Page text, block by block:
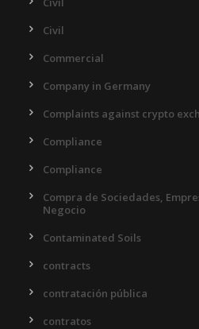
Civil
Commercial
Company in Germany
Complaints against crypto
Compliance
Compliance
Compra de Sociedades,
Negocio
Contaminated Soils
contracts
contratación pública
contratos